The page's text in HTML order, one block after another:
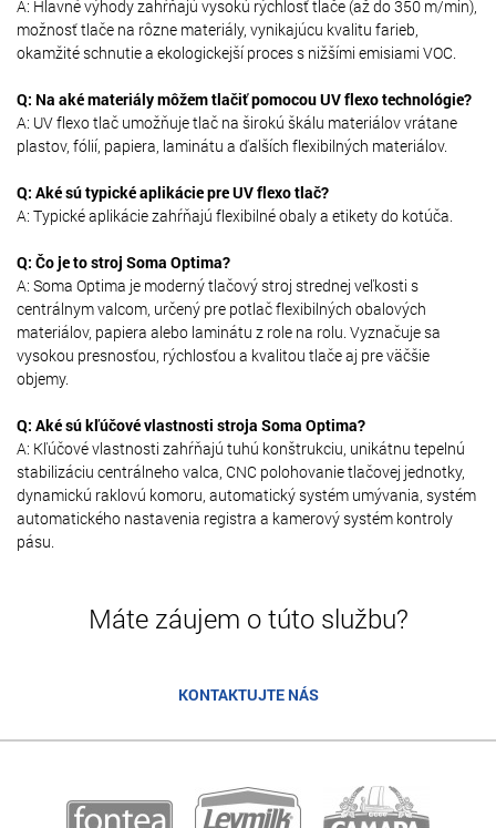
A: Hlavné výhody zahŕňajú vysokú rýchlosť tlače (až do 350 m/min),
možnosť tlače na rôzne materiály, vynikajúcu kvalitu farieb,
okamžité schnutie a ekologickejší proces s nižšími emisiami VOC.
Q: Na aké materiály môžem tlačiť pomocou UV flexo technológie?
A: UV flexo tlač umožňuje tlač na širokú škálu materiálov vrátane
plastov, fólií, papiera, laminátu a ďalších flexibilných materiálov.
Q: Aké sú typické aplikácie pre UV flexo tlač?
A: Typické aplikácie zahŕňajú flexibilné obaly a etikety do kotúča.
Q: Čo je to stroj Soma Optima?
A: Soma Optima je moderný tlačový stroj strednej veľkosti s
centrálnym valcom, určený pre potlač flexibilných obalových
materiálov, papiera alebo laminátu z role na rolu. Vyznačuje sa
vysokou presnosťou, rýchlosťou a kvalitou tlače aj pre väčšie
objemy.
Q: Aké sú kľúčové vlastnosti stroja Soma Optima?
A: Kľúčové vlastnosti zahŕňajú tuhú konštrukciu, unikátnu tepelnú
stabilizáciu centrálneho valca, CNC polohovanie tlačovej jednotky,
dynamickú raklovú komoru, automatický systém umývania, systém
automatického nastavenia registra a kamerový systém kontroly
pásu.
Máte záujem o túto službu?
KONTAKTUJTE NÁS